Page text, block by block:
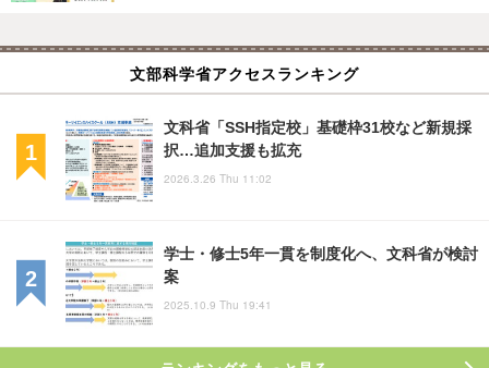
文部科学省アクセスランキング
文科省「SSH指定校」基礎枠31校など新規採
択…追加支援も拡充
2026.3.26 Thu 11:02
学士・修士5年一貫を制度化へ、文科省が検討
案
2025.10.9 Thu 19:41